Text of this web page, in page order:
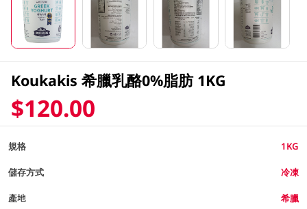
Koukakis 希臘乳酪0%脂肪 1KG
$120.00
規格 1KG
儲存方式 冷凍
產地 希臘